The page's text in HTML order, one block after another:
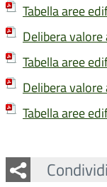
Tabella aree
Delibera valore
Tabella aree
Delibera
Tabella aree
Condividi
Facebook
Twitter
Whatsapp